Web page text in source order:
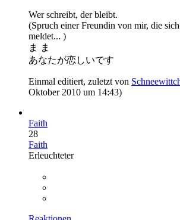
Wer schreibt, der bleibt.
(Spruch einer Freundin von mir, die
meldet... )
ま ま
あなたが恋しいです
Einmal editiert, zuletzt von
Oktober 2010 um 14:43)
Faith
28
Faith
Erleuchteter